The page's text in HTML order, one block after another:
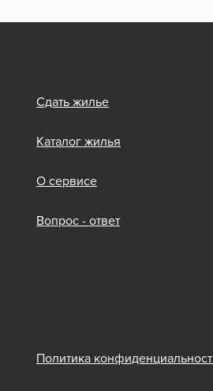
Сдать жилье
Каталог жилья
О сервисе
Вопрос - ответ
Политика